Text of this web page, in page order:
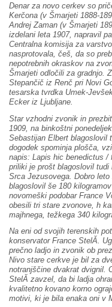
Denar za novo cerkev so
Kerčona (v Šmarjeti 1888-
Andrej Zaman (v Šmarjeti
izdelani leta 1907, napravil
Centralna komisija za
nasprotovala, češ, da so
nepotrebnih okraskov na
Šmarjeti odločili za gradnjo.
Stepančič iz Renč pri Novi
tesarska tvrdka Umek-
Ecker iz Ljubljane.
Star vzhodni zvonik in
1909, na binkoštni
Sebastijan Elbert blagoslovil
dogodek spominja plošča,
napis: Lapis hic benedictus
priliki je prošt blagoslovil
Srca Jezusovega. Dobro
blagoslovil še 180
novomeški podobar France
obesili tri stare zvonove, h
majhnega, težkega 340
Na eni od svojih terenskih
konservator France StelĂ.
prečno ladjo in zvonik ob
Nivo stare cerkve je bil za
notranjščine dvakrat dvignil.
StelĂ zavzel, da bi ladja
kvalitetno kovano korno
motivi, ki je bila enaka oni v